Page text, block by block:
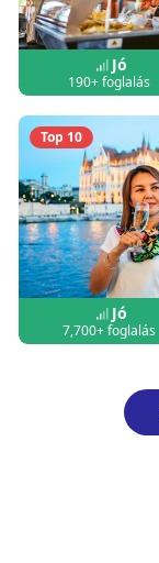
Jó
190+ foglalás
Top 10
Jó
7,700+ foglalás